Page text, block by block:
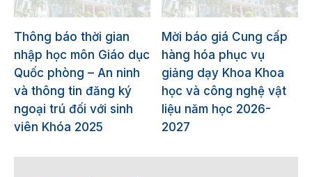
Thông báo thời gian
nhập học môn Giáo dục
Quốc phòng – An ninh
và thông tin đăng ký
ngoại trú đối với sinh
viên Khóa 2025
Mời báo giá Cung cấp
hàng hóa phục vụ
giảng dạy Khoa Khoa
học và công nghệ vật
liệu năm học 2026-
2027